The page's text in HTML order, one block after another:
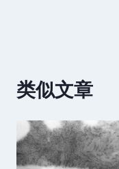
类似文章